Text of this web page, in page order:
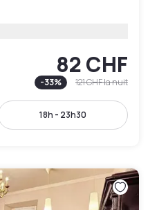
82 CHF
-33% 121 CHFla nuit
18h - 23h30